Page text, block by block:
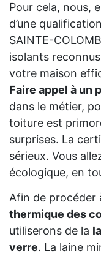
Pour cela, nous,
d’une
SAINTE-
isolants
votre maison
Faire appel à un
dans le métier,
toiture est
surprises. La
sérieux. Vous
écologique, en
Afin de procéder
thermique des
utiliserons de la
verre. La laine